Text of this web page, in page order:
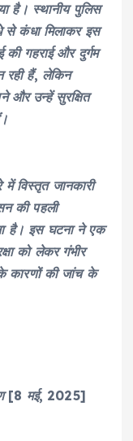
है। स्थानीय पुलिस
कंधा मिलाकर इस
की गहराई और दुर्गम
रही हैं, लेकिन
और उन्हें सुरक्षित
विस्तृत जानकारी
की पहली
है। इस घटना ने एक
को लेकर गंभीर
कारणों की जांच के
[8 मई, 2025]